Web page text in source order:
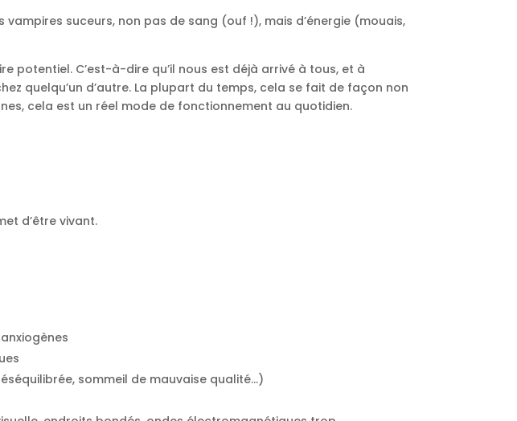
suceurs, non pas de sang (ouf !), mais d’énergie (mouais,
potentiel. C’est-à-dire qu’il nous est déjà arrivé à tous, et à
quelqu’un d’autre. La plupart du temps, cela se fait de façon non
cela est un réel mode de fonctionnement au quotidien.
d’être vivant.
sommeil de mauvaise qualité…)